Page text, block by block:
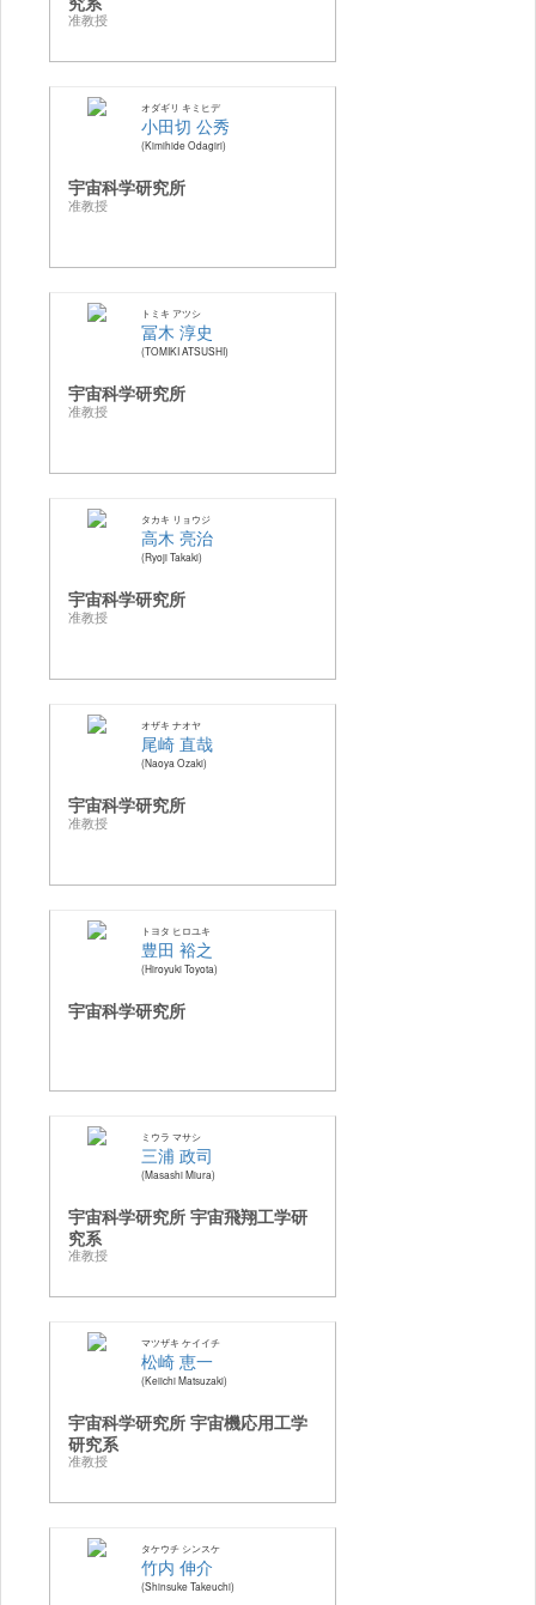
准教授
オダギリ キミヒデ
小田切 公秀
Kimihide Odagiri
宇宙科学研究所
准教授
トミキ アツシ
冨木 淳史
TOMIKI ATSUSHI
宇宙科学研究所
准教授
タカキ リョウジ
高木 亮治
Ryoji Takaki
宇宙科学研究所
准教授
オザキ ナオヤ
尾崎 直哉
Naoya Ozaki
宇宙科学研究所
准教授
トヨタ ヒロユキ
豊田 裕之
Hiroyuki Toyota
宇宙科学研究所
ミウラ マサシ
三浦 政司
Masashi Miura
宇宙科学研究所 宇宙飛翔工学研
究系
准教授
マツザキ ケイイチ
松崎 恵一
Keiichi Matsuzaki
宇宙科学研究所 宇宙機応用工学
研究系
准教授
タケウチ シンスケ
竹内 伸介
Shinsuke Takeuchi